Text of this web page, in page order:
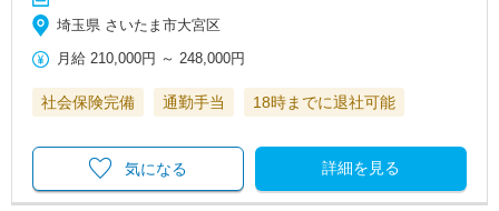
埼玉県 さいたま市大宮区
月給 210,000円 ～ 248,000円
社会保険完備 通勤手当 18時までに退社可能
詳細を見る
気になる